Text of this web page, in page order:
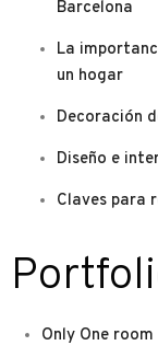
Barcelona
La
un hogar
Decoración
Diseño e
Claves para
Only One